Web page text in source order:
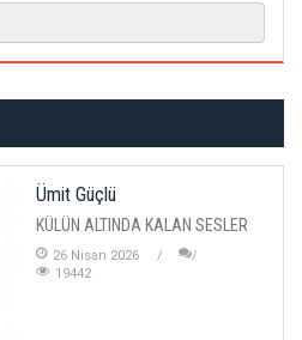
Ümit Güçlü
KÜLÜN ALTINDA KALAN SESLER
26 Nisan 2026
19442